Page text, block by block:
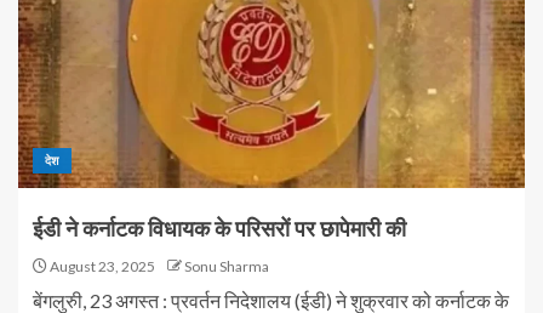
देश
ईडी ने कर्नाटक विधायक के परिसरों पर छापेमारी की
August 23, 2025 Sonu Sharma
बेंगलुरुी, 23 अगस्त : प्रवर्तन निदेशालय (ईडी) ने शुक्रवार को कर्नाटक के